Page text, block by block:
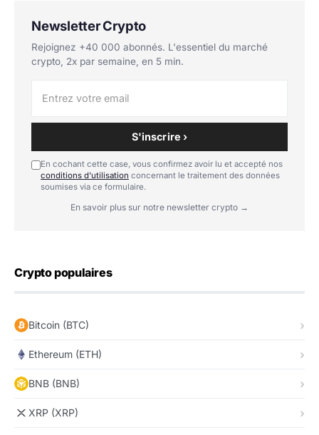
Newsletter Crypto
Rejoignez +40 000 abonnés. L'essentiel du marché
crypto, 2x par semaine, en 5 min.
S'inscrire ›
En cochant cette case, vous confirmez avoir lu et accepté nos
conditions d'utilisation concernant le traitement des données
soumises via ce formulaire.
En savoir plus sur notre newsletter crypto →
Crypto populaires
Bitcoin (BTC)
Ethereum (ETH)
BNB (BNB)
XRP (XRP)